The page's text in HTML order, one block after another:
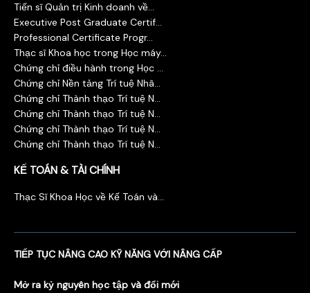
Tiến sĩ Quản trị Kinh doanh về...
Executive Post Graduate Certif...
Professional Certificate Progr...
Thạc sĩ Khoa học trong Học máy...
Chứng chỉ điều hành trong Học ...
Chứng chỉ Nền tảng Trí tuệ Nhâ...
Chứng chỉ Thành thạo Trí tuệ N...
Chứng chỉ Thành thạo Trí tuệ N...
Chứng chỉ Thành thạo Trí tuệ N...
Chứng chỉ Thành thạo Trí tuệ N...
KẾ TOÁN & TÀI CHÍNH
Thạc Sĩ Khoa Học về Kế Toán và...
TIẾP TỤC NÂNG CAO KỸ NĂNG VỚI NÂNG CẤP
Mở ra kỷ nguyên học tập và đổi mới